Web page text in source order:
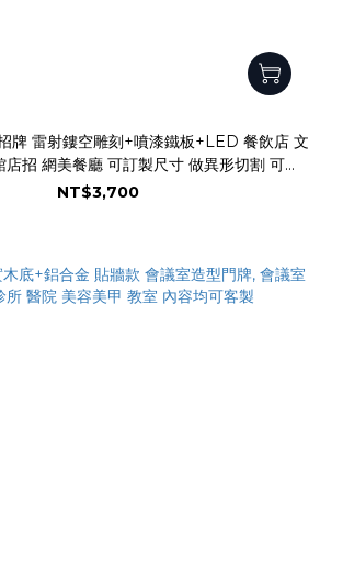
餐飲店 文
訂製尺寸 做異形切割 可做
或220V 發光招牌 LED門牌
NT$3,700